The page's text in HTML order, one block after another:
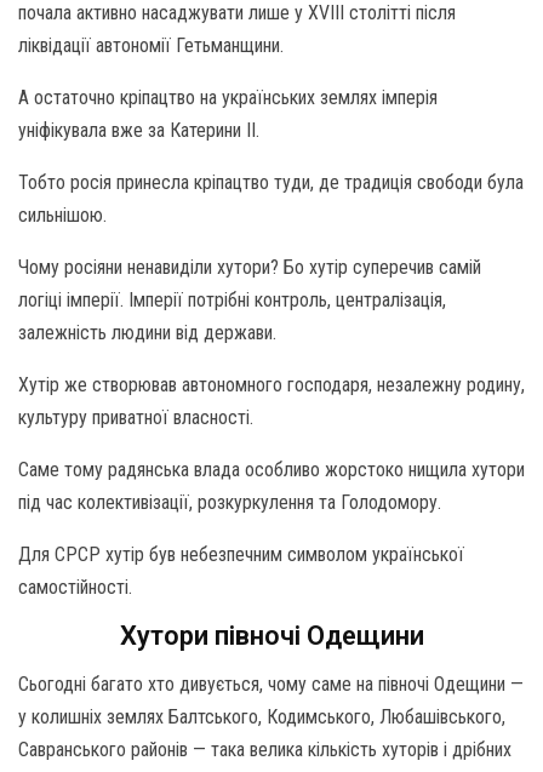
почала активно насаджувати лише у XVIII столітті після
ліквідації автономії Гетьманщини.
А остаточно кріпацтво на українських землях імперія
уніфікувала вже за Катерини II.
Тобто росія принесла кріпацтво туди, де традиція свободи була
сильнішою.
Чому росіяни ненавиділи хутори? Бо хутір суперечив самій
логіці імперії. Імперії потрібні контроль, централізація,
залежність людини від держави.
Хутір же створював автономного господаря, незалежну родину,
культуру приватної власності.
Саме тому радянська влада особливо жорстоко нищила хутори
під час колективізації, розкуркулення та Голодомору.
Для СРСР хутір був небезпечним символом української
самостійності.
Хутори півночі Одещини
Сьогодні багато хто дивується, чому саме на півночі Одещини —
у колишніх землях Балтського, Кодимського, Любашівського,
Савранського районів — така велика кількість хуторів і дрібних